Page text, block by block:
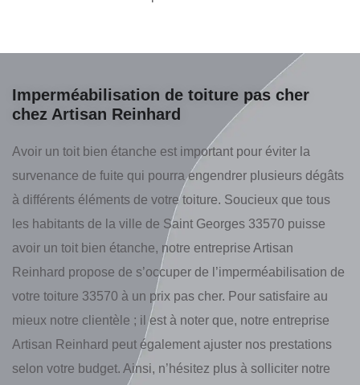
Imperméabilisation de toiture pas cher
chez Artisan Reinhard
Avoir un toit bien étanche est important pour éviter la
survenance de fuite qui pourra engendrer plusieurs dégâts
à différents éléments de votre toiture. Soucieux que tous
les habitants de la ville de Saint Georges 33570 puisse
avoir un toit bien étanche, notre entreprise Artisan
Reinhard propose de s’occuper de l’imperméabilisation de
votre toiture 33570 à un prix pas cher. Pour satisfaire au
mieux notre clientèle ; il est à noter que, notre entreprise
Artisan Reinhard peut également ajuster nos prestations
selon votre budget. Ainsi, n’hésitez plus à solliciter notre